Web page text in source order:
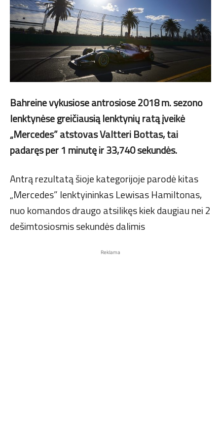
Bahreine vykusiose antrosiose 2018 m. sezono
lenktynėse greičiausią lenktynių ratą įveikė
„Mercedes” atstovas Valtteri Bottas, tai
padaręs per 1 minutę ir 33,740 sekundės.
Antrą rezultatą šioje kategorijoje parodė kitas
„Mercedes” lenktyininkas Lewisas Hamiltonas,
nuo komandos draugo atsilikęs kiek daugiau nei 2
dešimtosiosmis sekundės dalimis
Reklama